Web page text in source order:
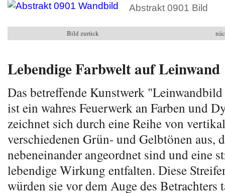
Abstrakt 0901 Bild
Bild zurück
Lebendige Farbwelt auf Leinwand
Das betreffende Kunstwerk
ist ein wahres Feuerwerk an Farben und
zeichnet sich durch eine Reihe von
verschiedenen Grün- und Gelbtönen aus,
nebeneinander angeordnet sind und eine
lebendige Wirkung entfalten. Diese
würden sie vor dem Auge des Betrachters